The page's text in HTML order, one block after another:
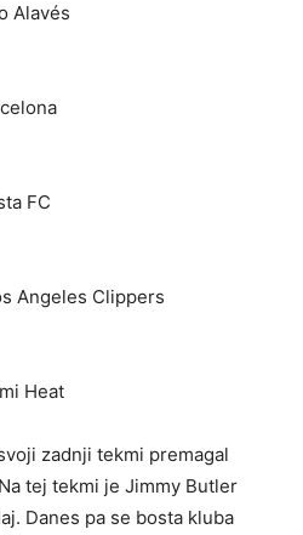
Alavés
FC
Angeles Clippers
Heat
zadnji tekmi premagal
tej tekmi je Jimmy Butler
Danes pa se bosta kluba